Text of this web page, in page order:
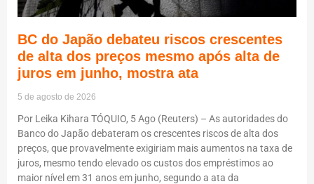
BC do Japão debateu riscos crescentes
de alta dos preços mesmo após alta de
juros em junho, mostra ata
5 de agosto de 2026
Por Leika Kihara TÓQUIO, 5 Ago (Reuters) – As autoridades do
Banco do Japão debateram os crescentes riscos de alta dos
preços, que provavelmente exigiriam mais aumentos na taxa de
juros, mesmo tendo elevado os custos dos empréstimos ao
maior nível em 31 anos em junho, segundo a ata da